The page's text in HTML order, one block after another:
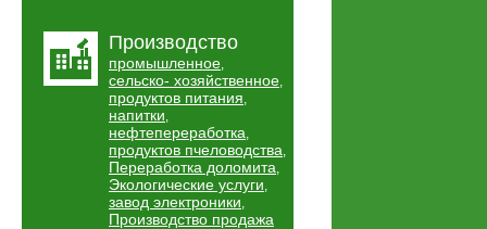
Производство
промышленное,
сельско- хозяйственное,
продуктов питания,
напитки,
нефтепереработка,
продуктов пчеловодства,
Переработка доломита,
Экологические услуги,
завод электроники,
Производство продажа